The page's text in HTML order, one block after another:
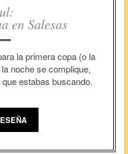
en Salesas
la primera copa (o la
noche se complique,
estabas buscando.